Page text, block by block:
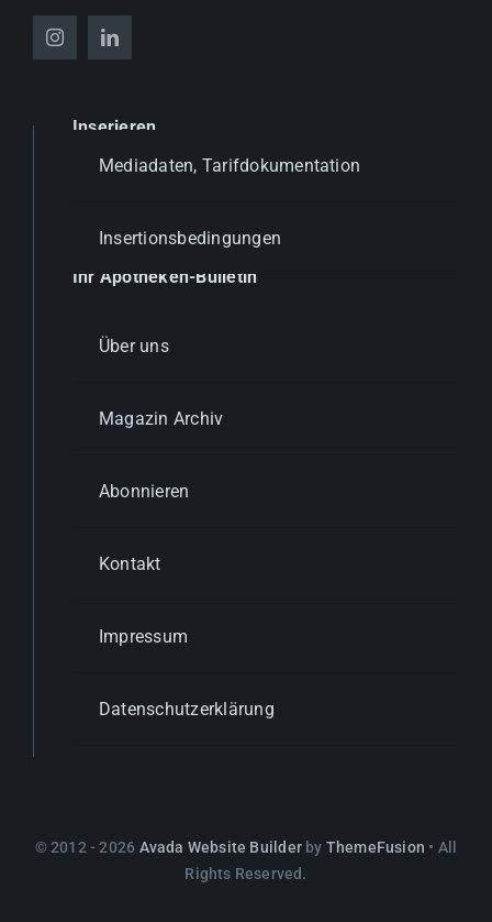
Inserieren
Mediadaten, Tarifdokumentation
Insertionsbedingungen
Ihr Apotheken-Bulletin
Über uns
Magazin Archiv
Abonnieren
Kontakt
Impressum
Datenschutzerklärung
© 2012 - 2026 Avada Website Builderby ThemeFusion • All
Rights Reserved.